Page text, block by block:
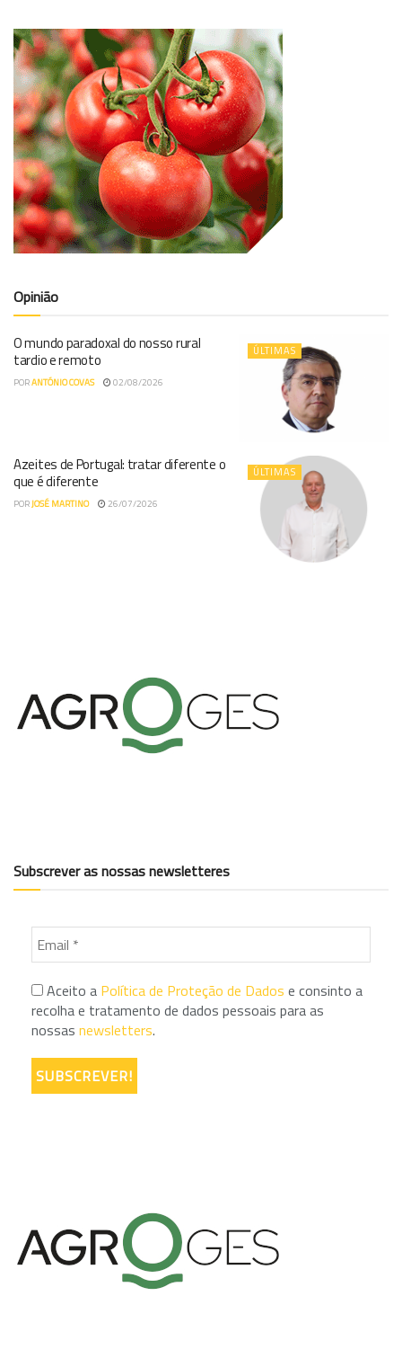
Opinião
ÚLTIMAS
O mundo paradoxal do nosso rural
tardio e remoto
PORANTÓNIO COVAS 02/08/2026
ÚLTIMAS
Azeites de Portugal: tratar diferente o
que é diferente
PORJOSÉ MARTINO 26/07/2026
Subscrever as nossas newsletteres
Aceito a Política de Proteção de Dados e consinto a
recolha e tratamento de dados pessoais para as
nossas newsletters.